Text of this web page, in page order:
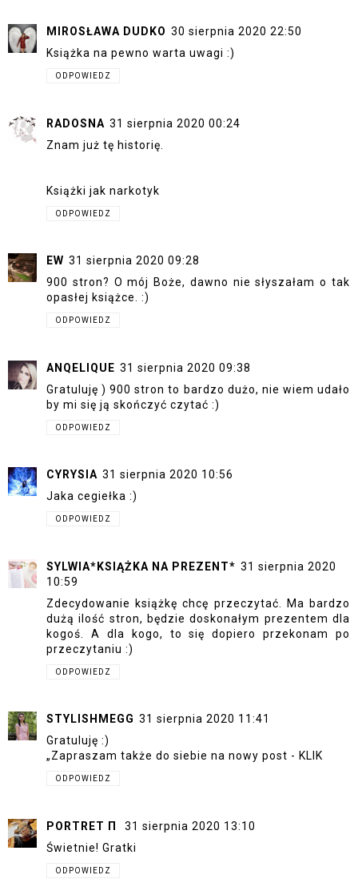
MIROSŁAWA DUDKO 30 sierpnia 2020 22:50
Książka na pewno warta uwagi :)
ODPOWIEDZ
RADOSNA 31 sierpnia 2020 00:24
Znam już tę historię.
Książki jak narkotyk
ODPOWIEDZ
EW 31 sierpnia 2020 09:28
900 stron? O mój Boże, dawno nie słyszałam o tak
opasłej książce. :)
ODPOWIEDZ
ANQELIQUE 31 sierpnia 2020 09:38
Gratuluję ) 900 stron to bardzo dużo, nie wiem udało
by mi się ją skończyć czytać :)
ODPOWIEDZ
CYRYSIA 31 sierpnia 2020 10:56
Jaka cegiełka :)
ODPOWIEDZ
SYLWIA*KSIĄŻKA NA PREZENT* 31 sierpnia 2020
10:59
Zdecydowanie książkę chcę przeczytać. Ma bardzo
dużą ilość stron, będzie doskonałym prezentem dla
kogoś. A dla kogo, to się dopiero przekonam po
przeczytaniu :)
ODPOWIEDZ
STYLISHMEGG 31 sierpnia 2020 11:41
Gratuluję :)
„Zapraszam także do siebie na nowy post - KLIK
ODPOWIEDZ
PORTRET Π
31 sierpnia 2020 13:10
Świetnie! Gratki
ODPOWIEDZ